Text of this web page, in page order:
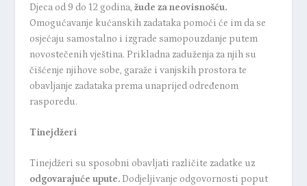
Djeca od 9 do 12 godina, žude za neovisnošću.
Omogućavanje kućanskih zadataka pomoći će im da se
osjećaju samostalno i izgrade samopouzdanje putem
novostečenih vještina. Prikladna zaduženja za njih su
čišćenje njihove sobe, garaže i vanjskih prostora te
obavljanje zadataka prema unaprijed određenom
rasporedu.
Tinejdžeri
Tinejdžeri su sposobni obavljati različite zadatke uz
odgovarajuće upute.Dodjeljivanje odgovornosti poput